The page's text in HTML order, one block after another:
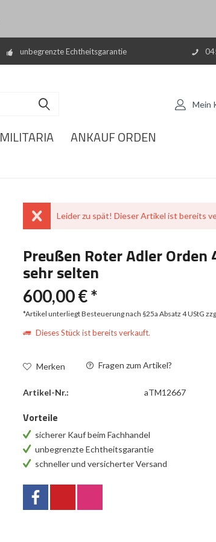
unbegrenzte Echtheitsgarantie
Mein
MILITARIA ANKAUF ORDEN
Leider zu spät! Dieser Artikel ist bereits
Preußen Roter Adler Orden
sehr selten
600,00 € *
*Artikel unterliegt Besteuerung nach §25a Absatz 4 UStG
Dieses Stück ist bereits verkauft.
Merken Fragen zum Artikel?
Artikel-Nr.: aTM12667
Vorteile
sicherer Kauf beim Fachhandel
unbegrenzte Echtheitsgarantie
schneller und versicherter Versand